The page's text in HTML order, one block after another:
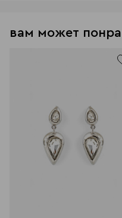
вам может